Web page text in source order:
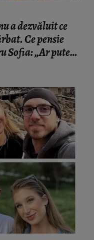
a dezvăluit ce
Ce pensie
Sofia: „Ar putea